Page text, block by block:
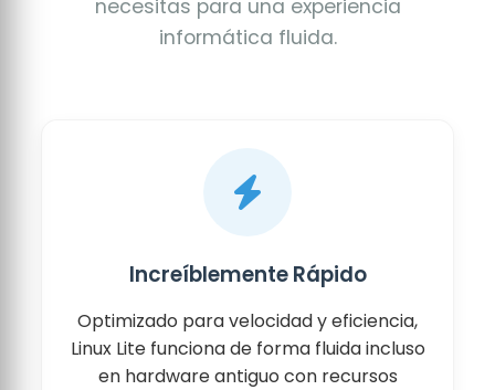
necesitas para una experiencia
informática fluida.
Increíblemente Rápido
Optimizado para velocidad y eficiencia,
Linux Lite funciona de forma fluida incluso
en hardware antiguo con recursos